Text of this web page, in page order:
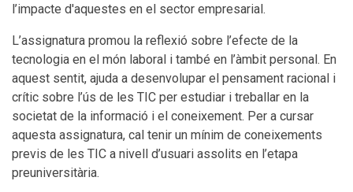
l’impacte d'aquestes en el sector empresarial.
L’assignatura promou la reflexió sobre l’efecte de la
tecnologia en el món laboral i també en l’àmbit personal. En
aquest sentit, ajuda a desenvolupar el pensament racional i
crític sobre l’ús de les TIC per estudiar i treballar en la
societat de la informació i el coneixement. Per a cursar
aquesta assignatura, cal tenir un mínim de coneixements
previs de les TIC a nivell d’usuari assolits en l’etapa
preuniversitària.